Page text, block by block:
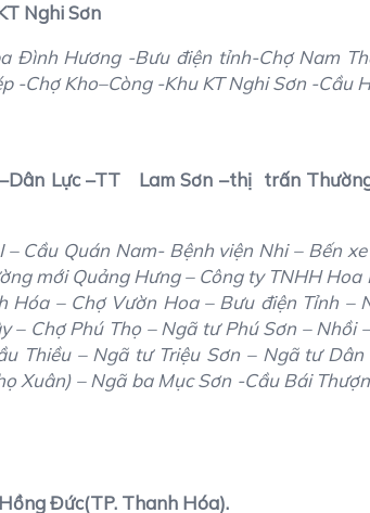
Nghi Sơn
Đình Hương -Bưu điện tỉnh-Chợ Nam
-Chợ Kho–Còng -Khu KT Nghi Sơn -Cầu
–Dân Lực –TT Lam Sơn –thị trấn
Cầu Quán Nam- Bệnh viện Nhi – Bến
mới Quảng Hưng – Công ty TNHH
Hóa – Chợ Vườn Hoa – Bưu điện Tỉnh –
– Chợ Phú Thọ – Ngã tư Phú Sơn – Nhồi
Thiều – Ngã tư Triệu Sơn – Ngã tư
Xuân) – Ngã ba Mục Sơn -Cầu Bái
Đức(TP. Thanh Hóa).